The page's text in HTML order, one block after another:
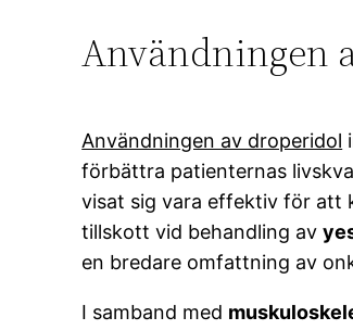
Användningen
Användningen av droperidol
förbättra patienternas
visat sig vara effektiv för att
tillskott vid behandling av
en bredare omfattning av
I samband med